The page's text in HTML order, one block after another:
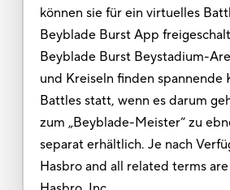
können sie für ein virtuelles
Beyblade Burst App
Beyblade Burst Beystadium-
und Kreiseln finden spannende
Battles statt, wenn es darum
zum „Beyblade-Meister“ zu
separat erhältlich. Je nach
Hasbro and all related terms